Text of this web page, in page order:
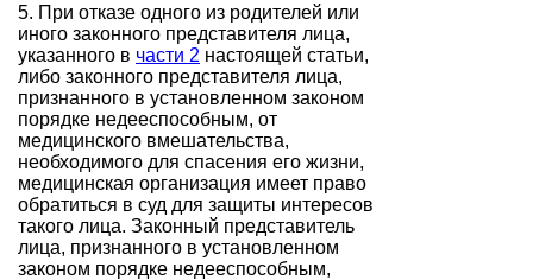
5. При отказе одного из родителей или
иного законного представителя лица,
указанного в части 2 настоящей статьи,
либо законного представителя лица,
признанного в установленном законом
порядке недееспособным, от
медицинского вмешательства,
необходимого для спасения его жизни,
медицинская организация имеет право
обратиться в суд для защиты интересов
такого лица. Законный представитель
лица, признанного в установленном
законом порядке недееспособным,